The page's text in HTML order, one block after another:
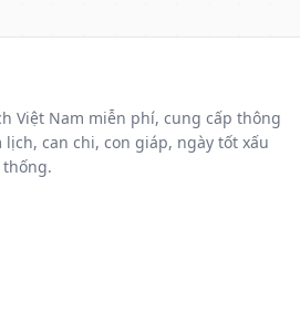
Việt Nam miễn phí, cung cấp thông
can chi, con giáp, ngày tốt xấu